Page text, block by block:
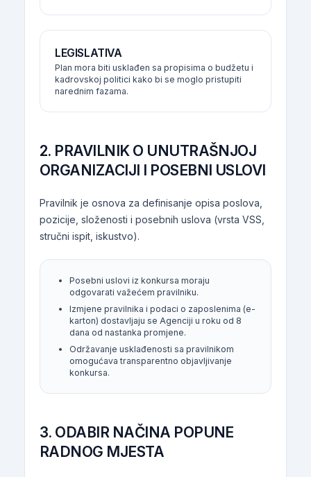
LEGISLATIVA
Plan mora biti usklađen sa propisima o budžetu i
kadrovskoj politici kako bi se moglo pristupiti
narednim fazama.
2. PRAVILNIK O UNUTRAŠNJOJ
ORGANIZACIJI I POSEBNI USLOVI
Pravilnik je osnova za definisanje opisa poslova,
pozicije, složenosti i posebnih uslova (vrsta VSS,
stručni ispit, iskustvo).
Posebni uslovi iz konkursa moraju
odgovarati važećem pravilniku.
Izmjene pravilnika i podaci o zaposlenima (e-
karton) dostavljaju se Agenciji u roku od 8
dana od nastanka promjene.
Održavanje usklađenosti sa pravilnikom
omogućava transparentno objavljivanje
konkursa.
3. ODABIR NAČINA POPUNE
RADNOG MJESTA